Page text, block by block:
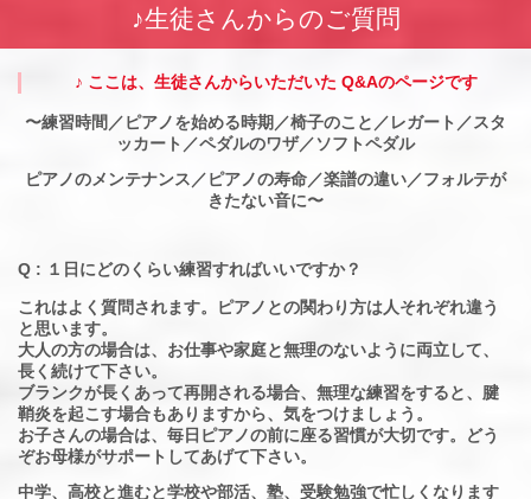
♪生徒さんからのご質問
♪ ここは、生徒さんからいただいた Q&Aのページです
〜練習時間／ピアノを始める時期／椅子のこと／レガート／スタ
ッカート／ペダルのワザ／ソフトペダル
ピアノのメンテナンス／ピアノの寿命／楽譜の違い／フォルテが
きたない音に〜
Q : １日にどのくらい練習すればいいですか？
これはよく質問されます。ピアノとの関わり方は人それぞれ違う
と思います。
大人の方の場合は、お仕事や家庭と無理のないように両立して、
長く続けて下さい。
ブランクが長くあって再開される場合、無理な練習をすると、腱
鞘炎を起こす場合もありますから、気をつけましょう。
お子さんの場合は、毎日ピアノの前に座る習慣が大切です。どう
ぞお母様がサポートしてあげて下さい。
中学、高校と進むと学校や部活、塾、受験勉強で忙しくなります